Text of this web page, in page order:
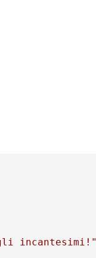
incantesimi!"